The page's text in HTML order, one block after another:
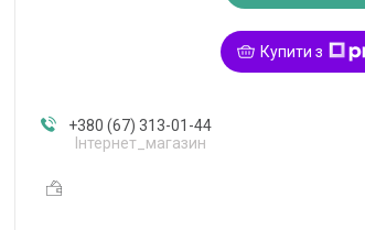
Купити з
+380 (67) 313-01-44
Інтернет_магазин